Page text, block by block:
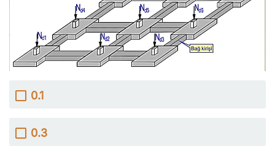
0.1
0.3